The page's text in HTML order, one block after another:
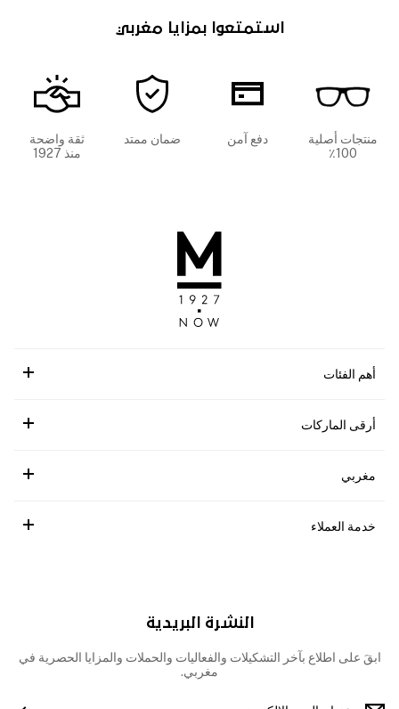
استمتعوا بمزايا مغربي
منتجات أصلية
100٪
دفع آمن ضمان ممتد
ثقة واضحة
منذ 1927
أهم الفئات
أرقى الماركات
مغربي
خدمة العملاء
النشرة البريدية
ابقَ على اطلاع بآخر التشكيلات والفعاليات والحملات والمزايا الحصرية في
مغربي.